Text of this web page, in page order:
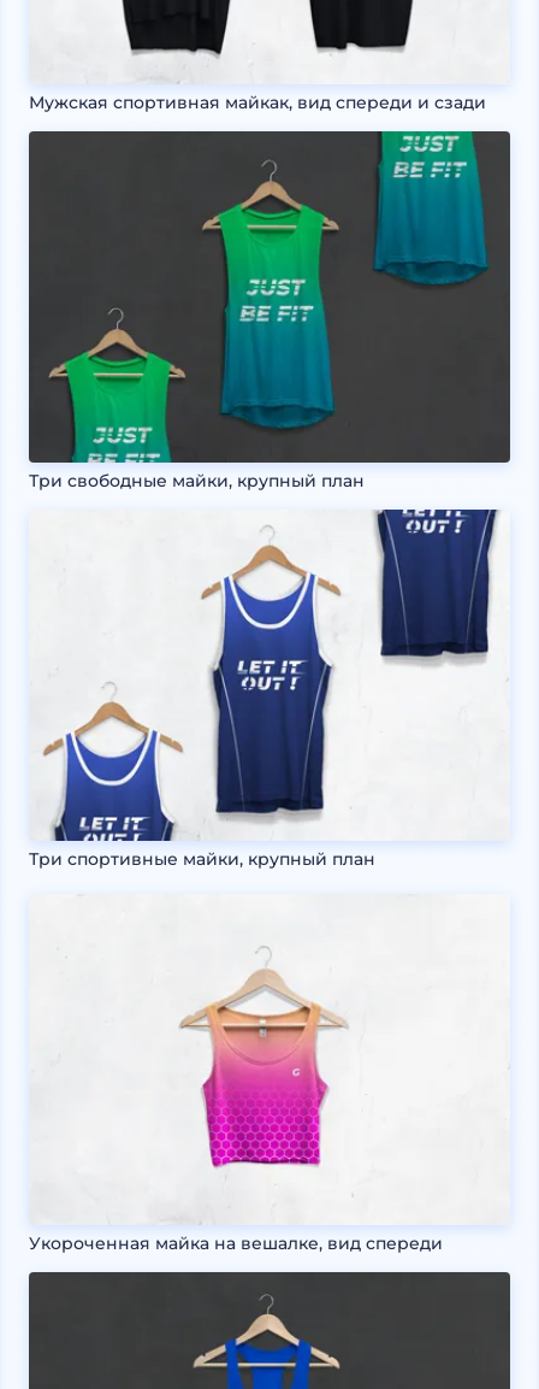
Мужская спортивная майкак, вид спереди и сзади
Три свободные майки, крупный план
Три спортивные майки, крупный план
Укороченная майка на вешалке, вид спереди